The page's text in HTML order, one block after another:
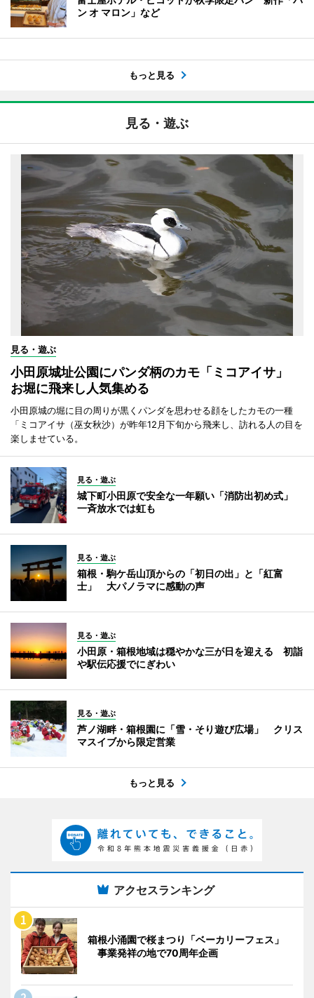
ン オ マロン」など
もっと見る
見る・遊ぶ
見る・遊ぶ
小田原城址公園にパンダ柄のカモ「ミコアイサ」
お堀に飛来し人気集める
小田原城の堀に目の周りが黒くパンダを思わせる顔をしたカモの一種
「ミコアイサ（巫女秋沙）が昨年12月下旬から飛来し、訪れる人の目を
楽しませている。
見る・遊ぶ
城下町小田原で安全な一年願い「消防出初め式」
一斉放水では虹も
見る・遊ぶ
箱根・駒ケ岳山頂からの「初日の出」と「紅富
士」 大パノラマに感動の声
見る・遊ぶ
小田原・箱根地域は穏やかな三が日を迎える 初詣
や駅伝応援でにぎわい
見る・遊ぶ
芦ノ湖畔・箱根園に「雪・そり遊び広場」 クリス
マスイブから限定営業
もっと見る
アクセスランキング
箱根小涌園で桜まつり「ベーカリーフェス」
事業発祥の地で70周年企画